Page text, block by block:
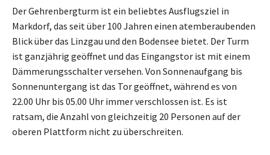
Der Gehrenbergturm ist ein beliebtes Ausflugsziel in
Markdorf, das seit über 100 Jahren einen atemberaubenden
Blick über das Linzgau und den Bodensee bietet. Der Turm
ist ganzjährig geöffnet und das Eingangstor ist mit einem
Dämmerungsschalter versehen. Von Sonnenaufgang bis
Sonnenuntergang ist das Tor geöffnet, während es von
22.00 Uhr bis 05.00 Uhr immer verschlossen ist. Es ist
ratsam, die Anzahl von gleichzeitig 20 Personen auf der
oberen Plattform nicht zu überschreiten.